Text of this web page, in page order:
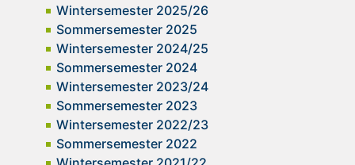
Wintersemester 2025/26
Sommersemester 2025
Wintersemester 2024/25
Sommersemester 2024
Wintersemester 2023/24
Sommersemester 2023
Wintersemester 2022/23
Sommersemester 2022